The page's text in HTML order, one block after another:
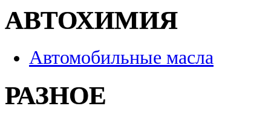
АВТОХИМИЯ
Автомобильные масла
РАЗНОЕ